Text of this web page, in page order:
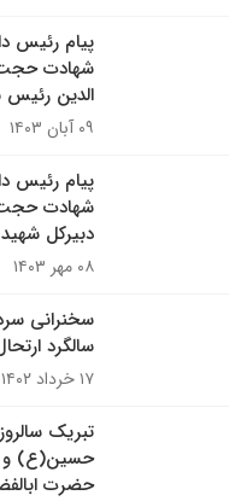
پیام رئیس
شهادت
الدین رئیس
۰۹ آبان ۱۴۰۳
پیام رئیس
شهادت
دبیرکل شهید
۰۸ مهر ۱۴۰۳
سخنرانی
سالگرد
۱۷ خرداد ۱۴۰۲
تبریک
حسین(ع) و
حضرت